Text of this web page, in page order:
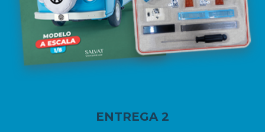
ENTREGA 2